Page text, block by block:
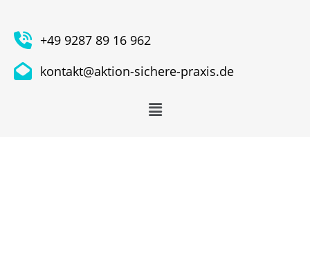
+49 9287 89 16 962
kontakt@aktion-sichere-praxis.de